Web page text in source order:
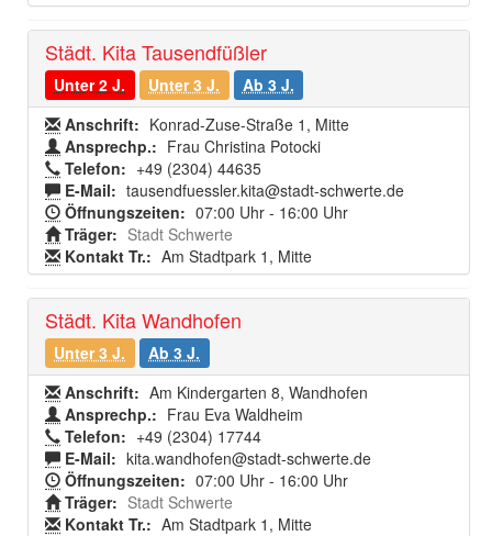
Städt. Kita Tausendfüßler
Unter 2 J. Unter 3 J.
Ab 3 J.
Anschrift: Konrad-Zuse-Straße 1, Mitte
Ansprechp.: Frau Christina Potocki
Telefon: +49 (2304) 44635
E-Mail: tausendfuessler.kita@stadt-schwerte.de
Öffnungszeiten: 07:00 Uhr - 16:00 Uhr
Träger: Stadt Schwerte
Kontakt Tr.: Am Stadtpark 1, Mitte
Städt. Kita Wandhofen
Unter 3 J.
Ab 3 J.
Anschrift: Am Kindergarten 8, Wandhofen
Ansprechp.: Frau Eva Waldheim
Telefon: +49 (2304) 17744
E-Mail: kita.wandhofen@stadt-schwerte.de
Öffnungszeiten: 07:00 Uhr - 16:00 Uhr
Träger: Stadt Schwerte
Kontakt Tr.: Am Stadtpark 1, Mitte